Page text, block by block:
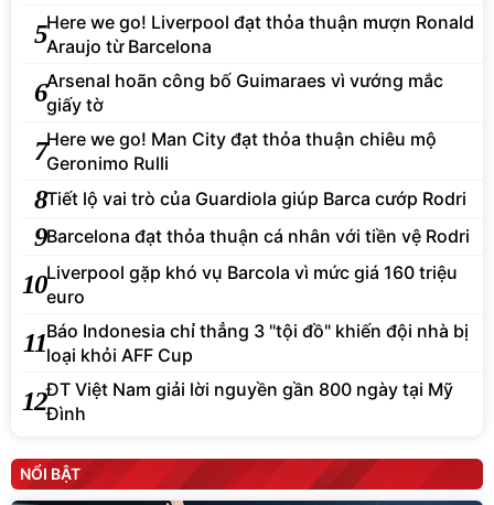
5Here we go! Liverpool đạt thỏa thuận mượn Ronald
Araujo từ Barcelona
6Arsenal hoãn công bố Guimaraes vì vướng mắc
giấy tờ
7Here we go! Man City đạt thỏa thuận chiêu mộ
Geronimo Rulli
8Tiết lộ vai trò của Guardiola giúp Barca cướp Rodri
9Barcelona đạt thỏa thuận cá nhân với tiền vệ Rodri
10Liverpool gặp khó vụ Barcola vì mức giá 160 triệu
euro
11Báo Indonesia chỉ thẳng 3 "tội đồ" khiến đội nhà bị
loại khỏi AFF Cup
12ĐT Việt Nam giải lời nguyền gần 800 ngày tại Mỹ
Đình
NỔI BẬT